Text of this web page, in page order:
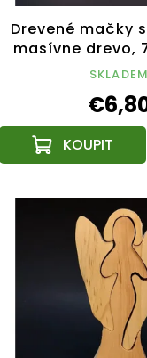
Drevené mačky
masívne drevo,
SKLADEM